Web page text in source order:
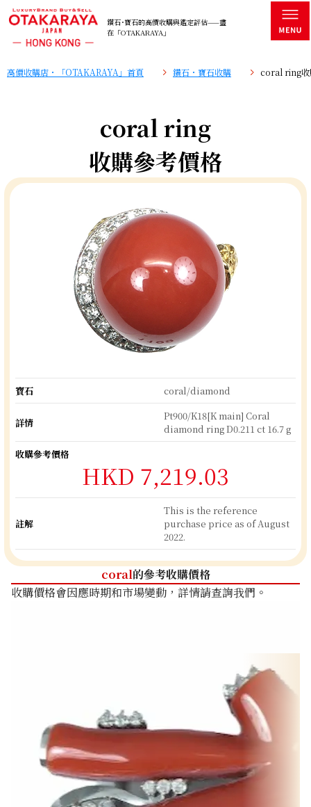
鑽石･寶石的高價收購與鑑定評估——盡
在「OTAKARAYA」
高價收購店・「OTAKARAYA」首頁 鑽石・寶石收購 coral ring收
coral ring
收購參考價格
寶石 coral/diamond
詳情
Pt900/K18[K main] Coral
diamond ring D0.211 ct 16.7 g
收購參考價格
HKD 7,219.03
註解
This is the reference
purchase price as of August
2022.
coral的參考收購價格
收購價格會因應時期和市場變動，詳情請查詢我們。